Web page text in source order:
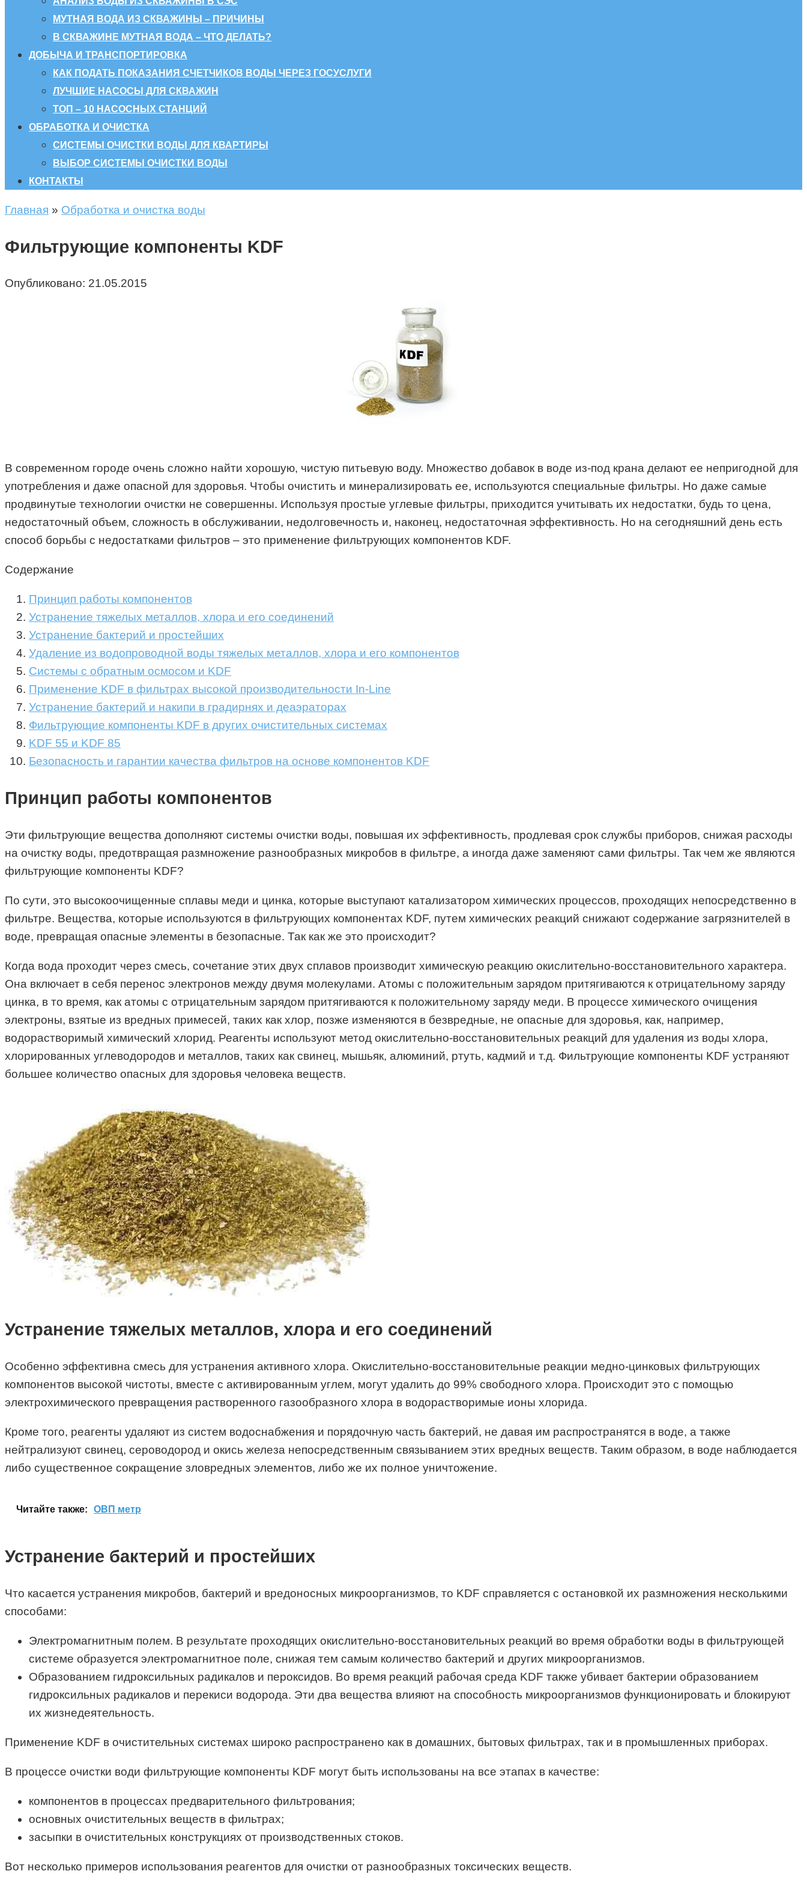
МУТНАЯ ВОДА ИЗ СКВАЖИНЫ – ПРИЧИНЫ
В СКВАЖИНЕ МУТНАЯ ВОДА – ЧТО ДЕЛАТЬ?
ДОБЫЧА И ТРАНСПОРТИРОВКА
КАК ПОДАТЬ ПОКАЗАНИЯ СЧЕТЧИКОВ ВОДЫ ЧЕРЕЗ ГОСУСЛУГИ
ЛУЧШИЕ НАСОСЫ ДЛЯ СКВАЖИН
ТОП – 10 НАСОСНЫХ СТАНЦИЙ
ОБРАБОТКА И ОЧИСТКА
СИСТЕМЫ ОЧИСТКИ ВОДЫ ДЛЯ КВАРТИРЫ
ВЫБОР СИСТЕМЫ ОЧИСТКИ ВОДЫ
КОНТАКТЫ
Главная » Обработка и очистка воды
Фильтрующие компоненты KDF
Опубликовано: 21.05.2015
В современном городе очень сложно найти хорошую, чистую питьевую воду. Множество добавок в воде из-под крана делают ее непригодной для
употребления и даже опасной для здоровья. Чтобы очистить и минерализировать ее, используются специальные фильтры. Но даже самые
продвинутые технологии очистки не совершенны. Используя простые углевые фильтры, приходится учитывать их недостатки, будь то цена,
недостаточный объем, сложность в обслуживании, недолговечность и, наконец, недостаточная эффективность. Но на сегодняшний день есть
способ борьбы с недостатками фильтров – это применение фильтрующих компонентов KDF.
Содержание
Принцип работы компонентов
Устранение тяжелых металлов, хлора и его соединений
Устранение бактерий и простейших
Удаление из водопроводной воды тяжелых металлов, хлора и его компонентов
Системы с обратным осмосом и KDF
Применение KDF в фильтрах высокой производительности In-Line
Устранение бактерий и накипи в градирнях и деаэраторах
Фильтрующие компоненты KDF в других очистительных системах
KDF 55 и KDF 85
Безопасность и гарантии качества фильтров на основе компонентов KDF
Принцип работы компонентов
Эти фильтрующие вещества дополняют системы очистки воды, повышая их эффективность, продлевая срок службы приборов, снижая расходы
на очистку воды, предотвращая размножение разнообразных микробов в фильтре, а иногда даже заменяют сами фильтры. Так чем же являются
фильтрующие компоненты KDF?
По сути, это высокоочищенные сплавы меди и цинка, которые выступают катализатором химических процессов, проходящих непосредственно в
фильтре. Вещества, которые используются в фильтрующих компонентах KDF, путем химических реакций снижают содержание загрязнителей в
воде, превращая опасные элементы в безопасные. Так как же это происходит?
Когда вода проходит через смесь, сочетание этих двух сплавов производит химическую реакцию окислительно-восстановительного характера.
Она включает в себя перенос электронов между двумя молекулами. Атомы с положительным зарядом притягиваются к отрицательному заряду
цинка, в то время, как атомы с отрицательным зарядом притягиваются к положительному заряду меди. В процессе химического очищения
электроны, взятые из вредных примесей, таких как хлор, позже изменяются в безвредные, не опасные для здоровья, как, например,
водорастворимый химический хлорид. Реагенты используют метод окислительно-восстановительных реакций для удаления из воды хлора,
хлорированных углеводородов и металлов, таких как свинец, мышьяк, алюминий, ртуть, кадмий и т.д. Фильтрующие компоненты KDF устраняют
большее количество опасных для здоровья человека веществ.
Устранение тяжелых металлов, хлора и его соединений
Особенно эффективна смесь для устранения активного хлора. Окислительно-восстановительные реакции медно-цинковых фильтрующих
компонентов высокой чистоты, вместе с активированным углем, могут удалить до 99% свободного хлора. Происходит это с помощью
электрохимического превращения растворенного газообразного хлора в водорастворимые ионы хлорида.
Кроме того, реагенты удаляют из систем водоснабжения и порядочную часть бактерий, не давая им распространятся в воде, а также
нейтрализуют свинец, сероводород и окись железа непосредственным связыванием этих вредных веществ. Таким образом, в воде наблюдается
либо существенное сокращение зловредных элементов, либо же их полное уничтожение.
Читайте также: ОВП метр
Устранение бактерий и простейших
Что касается устранения микробов, бактерий и вредоносных микроорганизмов, то KDF справляется с остановкой их размножения несколькими
способами:
Электромагнитным полем. В результате проходящих окислительно-восстановительных реакций во время обработки воды в фильтрующей
системе образуется электромагнитное поле, снижая тем самым количество бактерий и других микроорганизмов.
Образованием гидроксильных радикалов и пероксидов. Во время реакций рабочая среда KDF также убивает бактерии образованием
гидроксильных радикалов и перекиси водорода. Эти два вещества влияют на способность микроорганизмов функционировать и блокируют
их жизнедеятельность.
Применение KDF в очистительных системах широко распространено как в домашних, бытовых фильтрах, так и в промышленных приборах.
В процессе очистки води фильтрующие компоненты KDF могут быть использованы на все этапах в качестве:
компонентов в процессах предварительного фильтрования;
основных очистительных веществ в фильтрах;
засыпки в очистительных конструкциях от производственных стоков.
Вот несколько примеров использования реагентов для очистки от разнообразных токсических веществ.